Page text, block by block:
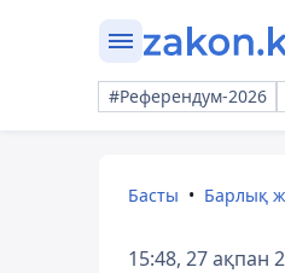
#Референдум-2026
Басты Барлық
15:48, 27 ақпан